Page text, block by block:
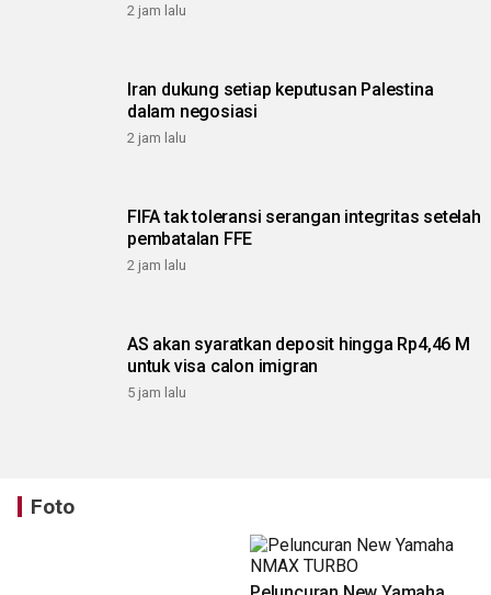
2 jam lalu
Iran dukung setiap keputusan Palestina
dalam negosiasi
2 jam lalu
FIFA tak toleransi serangan integritas setelah
pembatalan FFE
2 jam lalu
AS akan syaratkan deposit hingga Rp4,46 M
untuk visa calon imigran
5 jam lalu
Foto